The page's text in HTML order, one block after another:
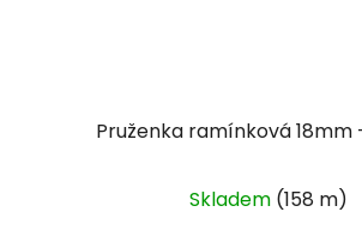
Pruženka ramínková 18mm
Skladem (158 m)